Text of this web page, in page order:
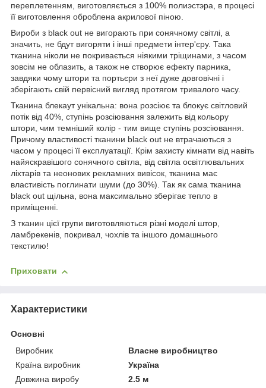
переплетенням, виготовляється з 100% полиэстэра, в процесі
її виготовлення оброблена акрилової піною.
Вироби з black out не вигорають при сонячному світлі, а
значить, не бдут вигоряти і інші предмети інтер'єру. Така
тканина ніколи не покривається ніякими тріщинами, з часом
зовсім не облазить, а також не створює ефекту парника,
завдяки чому штори та портьєри з неї дуже довговічні і
зберігають свій первісний вигляд протягом тривалого часу.
Тканина блекаут унікальна: вона розсіює та блокує світловий
потік від 40%, ступінь розсіювання залежить від кольору
штори, чим темніший колір - тим вище ступінь розсіювання.
Причому властивості тканини black out не втрачаються з
часом у процесі її експлуатації. Крім захисту кімнати від навіть
найяскравішого сонячного світла, від світла освітлювальних
ліхтарів та неонових рекламних вивісок, тканина має
властивість поглинати шуми (до 30%). Так як сама тканина
black out щільна, вона максимально зберігає тепло в
приміщенні.
З тканин цієї групи виготовляються різні моделі штор,
ламбрекенів, покривал, чохлів та іншого домашнього
текстилю!
Приховати
Характеристики
Основні
Виробник
Власне виробництво
Країна виробник
Україна
Довжина виробу
2.5 м